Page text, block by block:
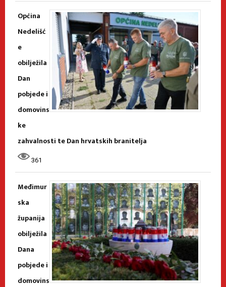
Općina
Nedelišć
e
obilježila
Dan
pobjede i
domovins
ke
zahvalnosti te Dan hrvatskih branitelja
361
Međimur
ska
županija
obilježila
Dana
pobjede i
domovins